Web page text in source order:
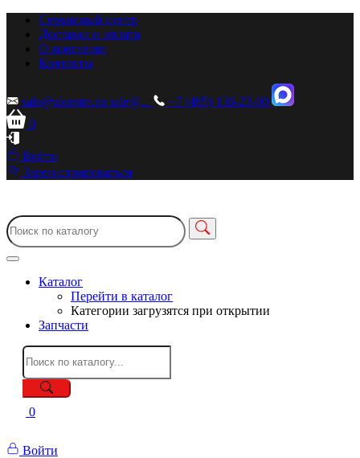
Сервисный центр
Доставка и оплата
О компании
Контакты
sale@zionstm.ru sale@...
+7 (495) 136-23-00
0
Войти
Зарегистрироваться
Каталог
Перейти в каталог
Категории загрузятся при открытии
Запчасти
0
Войти